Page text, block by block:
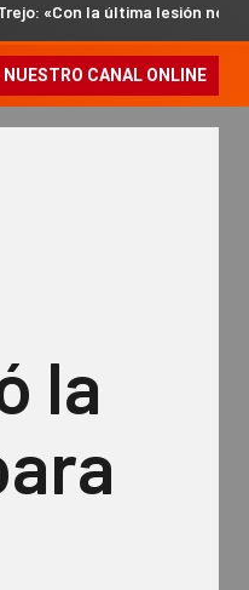
no podía volver a pisar
NUESTRO CANAL ONLINE
la